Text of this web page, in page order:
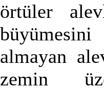
örtüler
büyümesini
almayan
zemin